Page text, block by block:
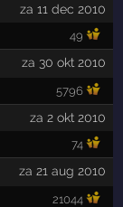
za 11 dec 2010
49
za 30 okt 2010
5796
za 2 okt 2010
74
za 21 aug 2010
21044